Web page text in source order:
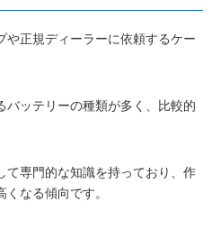
や正規ディーラーに依頼するケー
バッテリーの種類が多く、比較的
て専門的な知識を持っており、作
なる傾向です。